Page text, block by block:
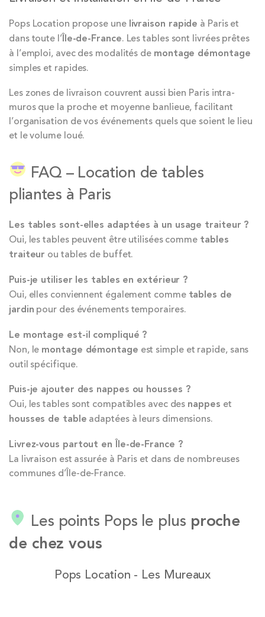
Pops Location propose une livraison rapide à Paris et
dans toute l’Île-de-France. Les tables sont livrées prêtes
à l’emploi, avec des modalités de montage démontage
simples et rapides.
Les zones de livraison couvrent aussi bien Paris intra-
muros que la proche et moyenne banlieue, facilitant
l’organisation de vos événements quels que soient le lieu
et le volume loué.
FAQ – Location de tables
pliantes à Paris
Les tables sont-elles adaptées à un usage traiteur ?
Oui, les tables peuvent être utilisées comme tables
traiteur ou tables de buffet.
Puis-je utiliser les tables en extérieur ?
Oui, elles conviennent également comme tables de
jardin pour des événements temporaires.
Le montage est-il compliqué ?
Non, le montage démontage est simple et rapide, sans
outil spécifique.
Puis-je ajouter des nappes ou housses ?
Oui, les tables sont compatibles avec des nappes et
housses de table adaptées à leurs dimensions.
Livrez-vous partout en Île-de-France ?
La livraison est assurée à Paris et dans de nombreuses
communes d’Île-de-France.
Les points Pops le plus proche
de chez vous
Pops Location - Les Mureaux